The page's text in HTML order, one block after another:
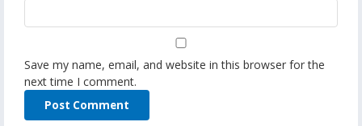
Save my name, email, and website in this browser for the
next time I comment.